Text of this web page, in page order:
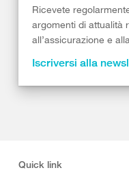
Ricevete
argomenti di attualità
all’assicurazione e
Iscriversi alla
Quick link